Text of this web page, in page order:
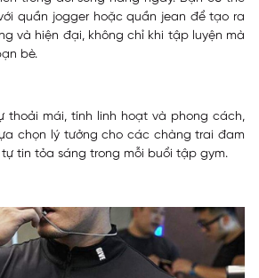
quần jogger hoặc quần jean để tạo ra
và hiện đại, không chỉ khi tập luyện mà
bè.
thoải mái, tính linh hoạt và phong cách,
chọn lý tưởng cho các chàng trai đam
tin tỏa sáng trong mỗi buổi tập gym.